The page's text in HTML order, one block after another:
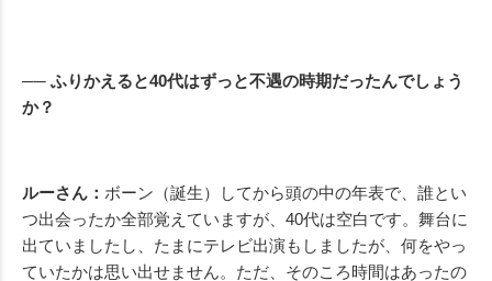
── ふりかえると40代はずっと不遇の時期だったんでしょう
か？
ルーさん： ボーン（誕生）してから頭の中の年表で、誰とい
つ出会ったか全部覚えていますが、40代は空白です。舞台に
出ていましたし、たまにテレビ出演もしましたが、何をやっ
ていたかは思い出せません。ただ、そのころ時間はあったの